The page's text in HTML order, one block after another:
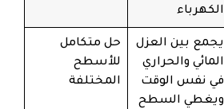
الكهرباء
يجمع بين العزل
المائي والحراري
في نفس الوقت
ويغطي السطح
حل متكامل
للأسطح
المختلفة